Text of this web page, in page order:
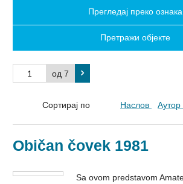
Прегледај преко ознака
Претражи објекте
од 7
Сортирај по Наслов Аутор
Običan čovek 1981
Sa ovom predstavom